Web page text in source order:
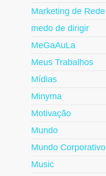
Marketing de Rede
medo de dirigir
MeGaAuLa
Meus Trabalhos
Mídias
Minyma
Motivação
Mundo
Mundo Corporativo
Music